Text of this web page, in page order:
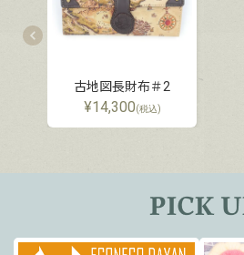
古地図長財布＃2
¥14,300(税込)